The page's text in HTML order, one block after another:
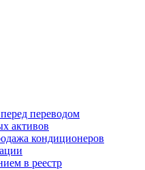
переводом
активов
кондиционеров
в реестр